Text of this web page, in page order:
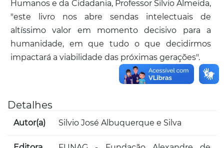
Humanos e da Cidadania, Professor Silvio Almeida,
"este livro nos abre sendas intelectuais de
altíssimo valor em momento decisivo para a
humanidade, em que tudo o que decidirmos
impactará a viabilidade das próximas gerações".
Detalhes
Autor(a) Silvio José Albuquerque e Silva